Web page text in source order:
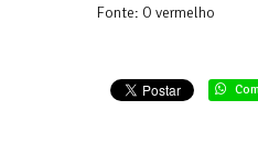
Fonte: O vermelho